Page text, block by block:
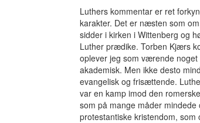
Luthers kommentar er ret
karakter. Det er næsten som
sidder i kirken i Wittenberg og
Luther prædike. Torben Kjærs
oplever jeg som værende noget
akademisk. Men ikke desto
evangelisk og frisættende.
var en kamp imod den
som på mange måder
protestantiske kristendom, som